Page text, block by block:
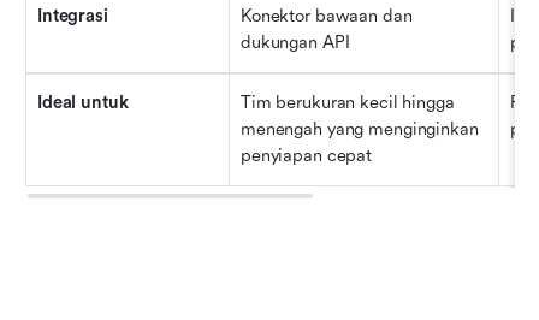
Integrasi
Konektor bawaan dan
dukungan API
Ideal untuk
Tim berukuran kecil hingga
menengah yang menginginkan
penyiapan cepat